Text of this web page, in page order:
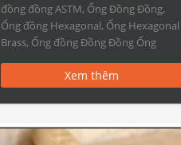
đồng đồng ASTM, Ống Đồng Đồng,
Ống đồng Hexagonal, Ống Hexagonal
Brass, Ống đồng Đồng Đồng Ống
ống Hexagonal ống tròn tính năng:
Vật chất C10100, C10200, C10300,
C10400, C10500, C10700, […]
Xem thêm